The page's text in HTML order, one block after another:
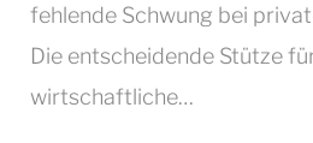
fehlende Schwung bei
Die entscheidende Stütze
wirtschaftliche…